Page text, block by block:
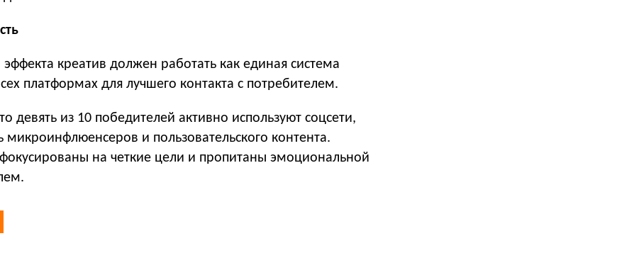
креатив должен работать как единая система
платформах для лучшего контакта с потребителем.
девять из 10 победителей активно используют соцсети,
микроинфлюенсеров и пользовательского контента.
на четкие цели и пропитаны эмоциональной